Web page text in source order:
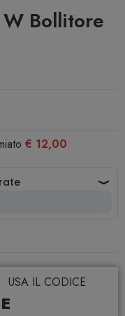
Bollitore
€ 12,00
USA IL CODICE